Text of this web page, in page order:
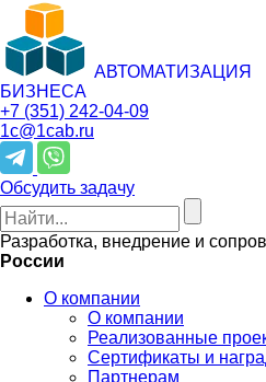
АВТОМАТИЗАЦИЯ
БИЗНЕСА
+7 (351) 242-04-09
1c@1cab.ru
Обсудить задачу
Разработка, внедрение и
России
О компании
О компании
Реализованные
Сертификаты и
Партнерам